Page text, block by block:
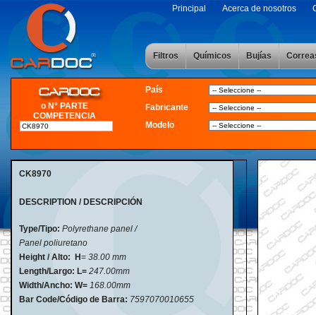
Principal Acerca de nosotros
Filtros Químicos Bujías
o N° PARTE
COMPETENCIA
País
Fabricante
Modelo
CK8970
DESCRIPTION / DESCRIPCIÓN
Type/Tipo: Polyrethane panel /
Panel poliuretano
Height / Alto: H = 38.00 mm
Length/Largo: L= 247.00mm
Width/Ancho: W= 168.00mm
Bar Code/Código de Barra: 7597070010655